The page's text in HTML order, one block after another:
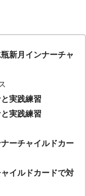
新月インナーチャ
実践練習
実践練習
ーチャイルドカー
イルドカードで対